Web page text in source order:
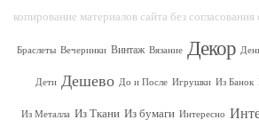
копирование материалов сайта без
Браслеты Вечеринки Винтаж Вязание Декор
Дети Дешево До и После Игрушки Из Банок
Из Металла Из Ткани Из бумаги Интересно